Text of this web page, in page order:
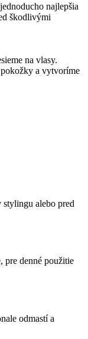
najlepšia
škodlivými
na vlasy.
a vytvoríme
alebo pred
pre denné použitie
odmastí a